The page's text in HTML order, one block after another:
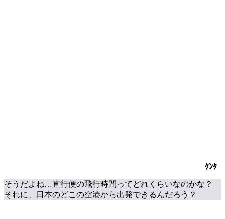
ｹﾝﾀ
そうだよね…直行便の飛行時間 ってどれくらいなのかな？
それに、日本のどこの空港から出発できるんだろう？